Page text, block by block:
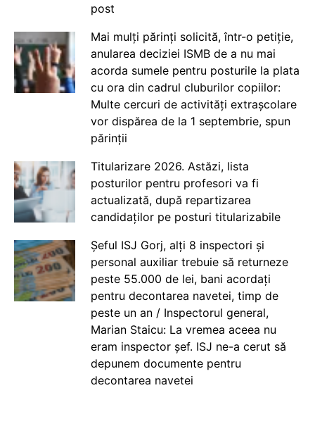
post
Mai mulți părinți solicită, într-o petiție,
anularea deciziei ISMB de a nu mai
acorda sumele pentru posturile la plata
cu ora din cadrul cluburilor copiilor:
Multe cercuri de activități extrașcolare
vor dispărea de la 1 septembrie, spun
părinții
Titularizare 2026. Astăzi, lista
posturilor pentru profesori va fi
actualizată, după repartizarea
candidaților pe posturi titularizabile
Șeful ISJ Gorj, alți 8 inspectori și
personal auxiliar trebuie să returneze
peste 55.000 de lei, bani acordați
pentru decontarea navetei, timp de
peste un an / Inspectorul general,
Marian Staicu: La vremea aceea nu
eram inspector șef. ISJ ne-a cerut să
depunem documente pentru
decontarea navetei